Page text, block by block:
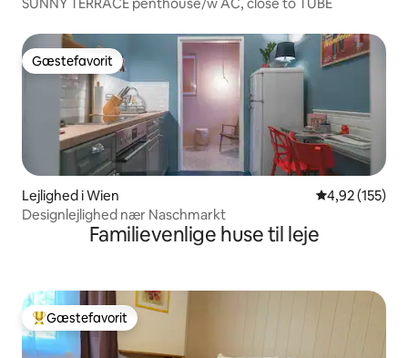
Gæstefavorit
Gæstefavorit
Lejlighed i Wien 4,92 ud af 5 i
4,92 (155)
Designlejlighed nær Naschmarkt
Familievenlige huse til leje
Bedste gæstefavorit
Gæstefavorit